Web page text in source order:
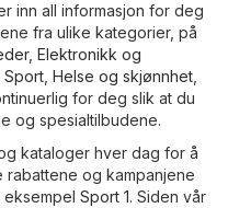
inn all informasjon for deg
fra ulike kategorier, på
, Elektronikk og
Sport Helse og skjønnhet
for deg slik at du
og spesialtilbudene.
kataloger hver dag for å
og kampanjene
Sport 1. Siden vår